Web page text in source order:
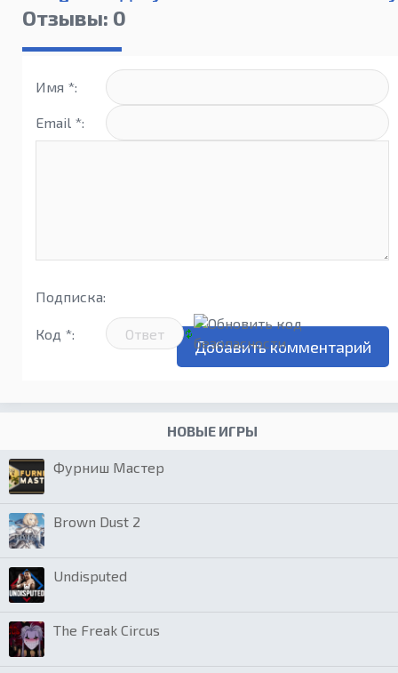
2016
Отзывы: 0
Имя *:
Email *:
Подписка:
Код *:
НОВЫЕ ИГРЫ
Фурниш Мастер
Brown Dust 2
Undisputed
The Freak Circus